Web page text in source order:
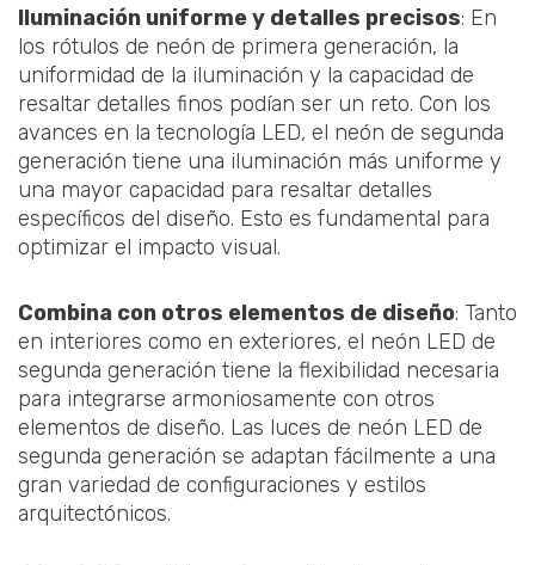
Iluminación uniforme y detalles precisos: En
los rótulos de neón de primera generación, la
uniformidad de la iluminación y la capacidad de
resaltar detalles finos podían ser un reto. Con los
avances en la tecnología LED, el neón de segunda
generación tiene una iluminación más uniforme y
una mayor capacidad para resaltar detalles
específicos del diseño. Esto es fundamental para
optimizar el impacto visual.
Combina con otros elementos de diseño: Tanto
en interiores como en exteriores, el neón LED de
segunda generación tiene la flexibilidad necesaria
para integrarse armoniosamente con otros
elementos de diseño. Las luces de neón LED de
segunda generación se adaptan fácilmente a una
gran variedad de configuraciones y estilos
arquitectónicos.